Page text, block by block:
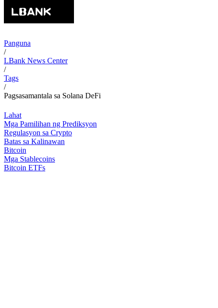
Panguna
/
LBank News Center
/
Tags
/
Pagsasamantala sa Solana DeFi
Lahat
Mga Pamilihan ng Prediksyon
Regulasyon sa Crypto
Batas sa Kalinawan
Bitcoin
Mga Stablecoins
Bitcoin ETFs